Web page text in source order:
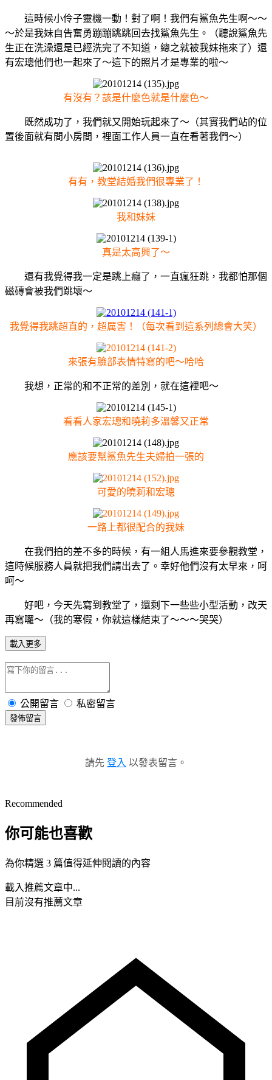
這時候小伶子靈機一動！對了啊！我們有鯊魚先生啊～～
～於是我妹自告奮勇蹦蹦跳跳回去找鯊魚先生。（聽說鯊魚先
生正在洗澡還是已經洗完了不知道，總之就被我妹拖來了）還
有宏璁他們也一起來了～這下的照片才是專業的啦～
有沒有？該是什麼色就是什麼色～
既然成功了，我們就又開始玩起來了～（其實我們站的位
置後面就有間小房間，裡面工作人員一直在看著我們～）
有有，教堂結婚我們很專業了！
我和妹妹
真是太高興了～
還有我覺得我一定是跳上癮了，一直瘋狂跳，我都怕那個
磁磚會被我們跳壞～
我覺得我跳超直的，超厲害！ （每次看到這系列總會大笑）
來張有臉部表情特寫的吧～哈哈
我想，正常的和不正常的差別，就在這裡吧～
看看人家宏璁和曉莉多溫馨又正常
應該要幫鯊魚先生夫婦拍一張的
可愛的曉莉和宏璁
一路上都很配合的我妹
在我們拍的差不多的時候，有一組人馬進來要參觀教堂，
這時候服務人員就把我們請出去了。幸好他們沒有太早來，呵
呵～
好吧，今天先寫到教堂了，還剩下一些些小型活動，改天
再寫囉～（我的寒假，你就這樣結束了～～～哭哭）
載入更多
公開留言 私密留言
發佈留言
請先 登入 以發表留言。
Recommended
你可能也喜歡
為你精選 3 篇值得延伸閱讀的內容
載入推薦文章中...
目前沒有推薦文章